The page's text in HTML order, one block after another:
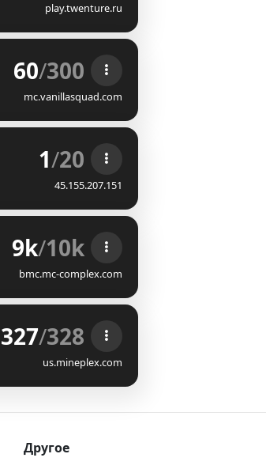
play.twenture.ru
60/300
mc.vanillasquad.com
1/20
45.155.207.151
9k/10k
bmc.mc-complex.com
327/328
us.mineplex.com
Другое